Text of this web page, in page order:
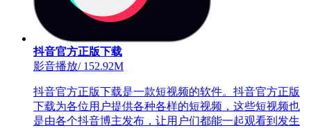
抖音官方正版下载
影音播放/152.92M
抖音官方正版下载是一款短视频的软件。抖音官方正版
下载为各位用户提供各种各样的短视频，这些短视频也
是由各个抖音博主发布，让用户们都能一起观看到发生